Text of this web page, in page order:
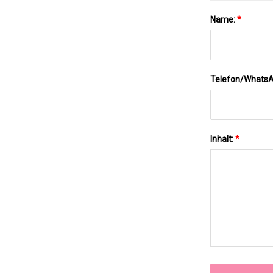
Name:*
Telefon/
Inhalt:*